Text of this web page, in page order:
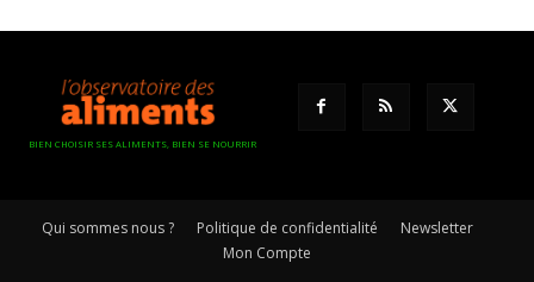
BIEN CHOISIR SES ALIMENTS, BIEN SE NOURRIR
Qui sommes nous ? Politique de confidentialité
Newsletter
Mon Compte